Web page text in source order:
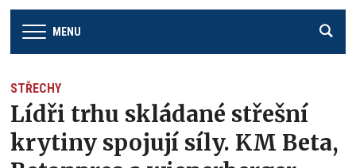
MENU
STŘECHY
Lídři trhu skládané střešní
krytiny spojují síly. KM Beta,